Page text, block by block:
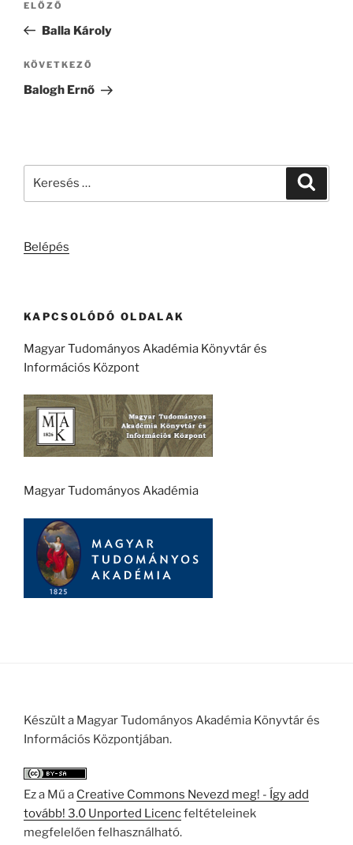
Korábbi
bejegyzés
ELŐZŐ
Balla Károly
Következő
bejegyzés
KÖVETKEZŐ
Balogh Ernő
Belépés
KAPCSOLÓDÓ OLDALAK
Magyar Tudományos Akadémia Könyvtár és
Információs Központ
Magyar Tudományos Akadémia
Készült a Magyar Tudományos Akadémia Könyvtár és
Információs Központjában.
Ez a Mű a Creative Commons Nevezd meg! - Így add
tovább! 3.0 Unported Licencfeltételeinek
megfelelően felhasználható.